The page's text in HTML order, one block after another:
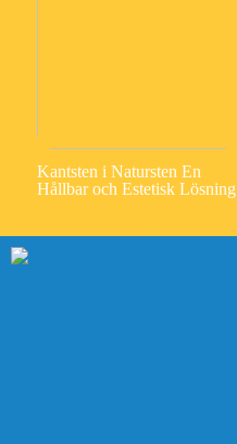
Kantsten i Natursten En
Hållbar och Estetisk Lösning